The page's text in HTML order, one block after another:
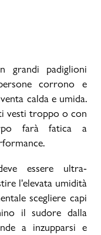
grandi padiglioni
corrono e
calda e umida.
vesti troppo o con
farà fatica a
essere ultra-
l'elevata umidità
scegliere capi
il sudore dalla
a inzupparsi e